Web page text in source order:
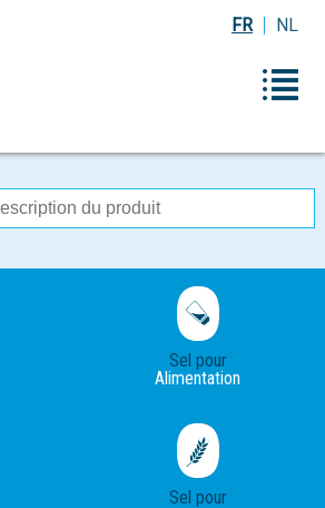
NL
FR
Sel pour
Alimentation
Sel pour